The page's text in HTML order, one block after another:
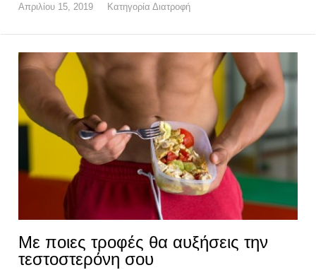
Απριλίου 15, 2019 Κατηγορία Διατροφή
Με ποιες τροφές θα αυξήσεις την
τεστοστερόνη σου